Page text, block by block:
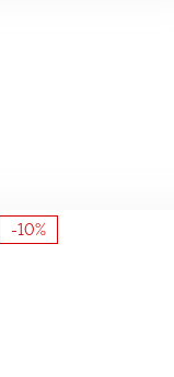
-10%